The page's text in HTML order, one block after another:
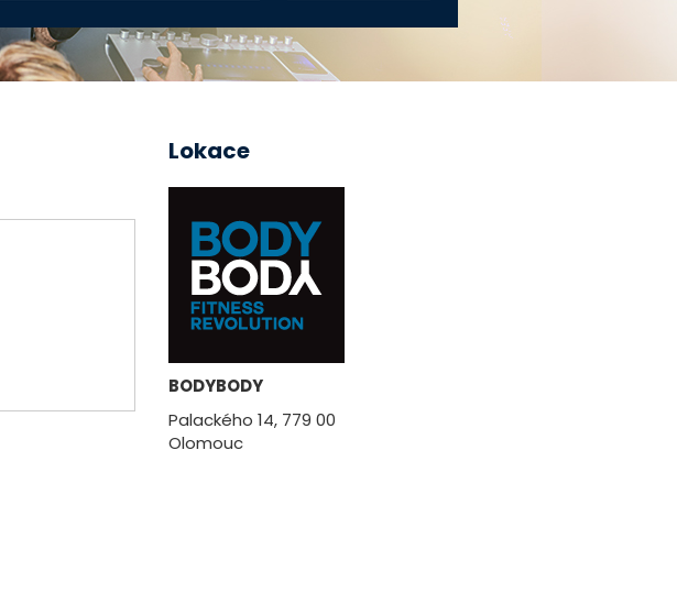
Lokace
BODYBODY
Palackého 14, 779 00
Olomouc